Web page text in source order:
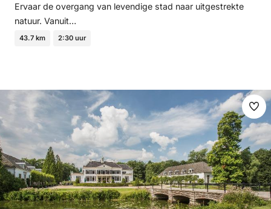
Ervaar de overgang van levendige stad naar uitgestrekte
natuur. Vanuit…
43.7 km 2:30 uur